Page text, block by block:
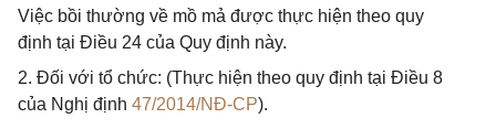
Việc bồi thường về mồ mả được thực hiện theo quy
định tại Điều 24 của Quy định này.
2. Đối với tổ chức: (Thực hiện theo quy định tại Điều 8
của Nghị định 47/2014/NĐ-CP).